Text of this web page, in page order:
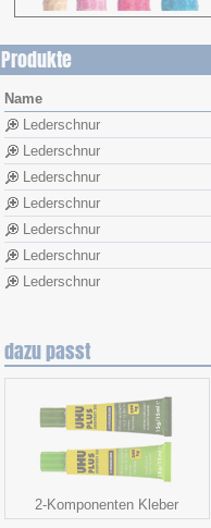
Produkte
Name
Lederschnur
Lederschnur
Lederschnur
Lederschnur
Lederschnur
Lederschnur
Lederschnur
dazu passt
2-Komponenten Kleber